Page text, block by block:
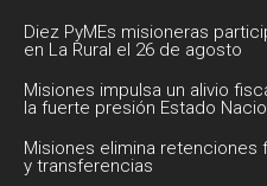
Diez PyMEs misioneras
en La Rural el 26 de agosto
Misiones impulsa un alivio
la fuerte presión Estado
Misiones elimina retenciones
y transferencias